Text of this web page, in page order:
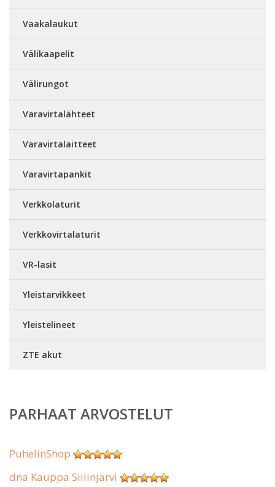
Vaakalaukut
Välikaapelit
Välirungot
Varavirtalähteet
Varavirtalaitteet
Varavirtapankit
Verkkolaturit
Verkkovirtalaturit
VR-lasit
Yleistarvikkeet
Yleistelineet
ZTE akut
PARHAAT ARVOSTELUT
PuhelinShop
dna Kauppa Siilinjärvi